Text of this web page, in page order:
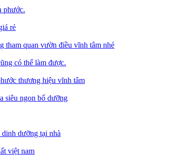
phước.
rẻ
tham quan vườn điều vĩnh tâm nhé
có thể làm được.
thương hiệu vĩnh tâm
siêu ngon bổ dưỡng
dưỡng tại nhà
việt nam